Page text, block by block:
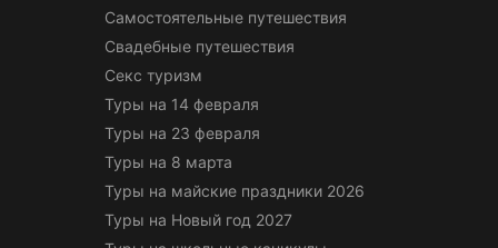
Самостоятельные путешествия
Свадебные путешествия
Секс туризм
Туры на 14 февраля
Туры на 23 февраля
Туры на 8 марта
Туры на майские праздники 2026
Туры на Новый год 2027